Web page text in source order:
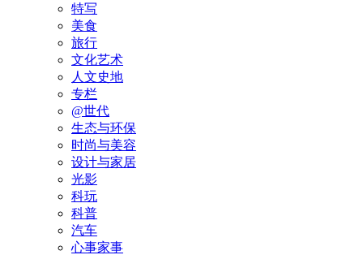
特写
美食
旅行
文化艺术
人文史地
专栏
@世代
生态与环保
时尚与美容
设计与家居
光影
科玩
科普
汽车
心事家事